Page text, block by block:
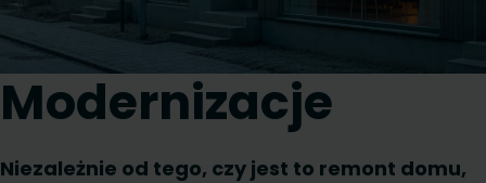
Modernizacje
Niezależnie od tego, czy jest to remont domu,